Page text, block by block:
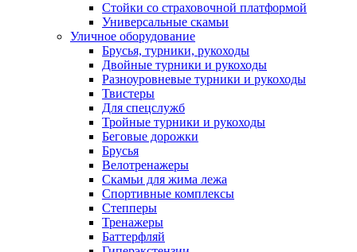
Стойки со страховочной платформой
Универсальные скамьи
Уличное оборудование
Брусья, турники, рукоходы
Двойные турники и рукоходы
Разноуровневые турники и рукоходы
Твистеры
Для спецслужб
Тройные турники и рукоходы
Беговые дорожки
Брусья
Велотренажеры
Скамьи для жима лежа
Спортивные комплексы
Степперы
Тренажеры
Баттерфляй